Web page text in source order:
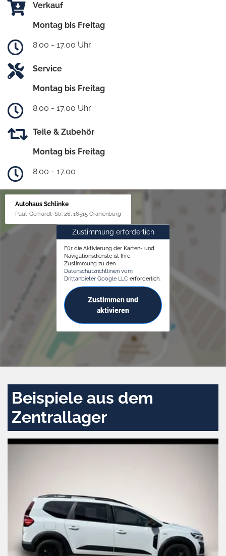
Verkauf
Montag bis Freitag
8.00 - 17.00 Uhr
Service
Montag bis Freitag
8.00 - 17.00 Uhr
Teile & Zubehör
Montag bis Freitag
8.00 - 17.00
Autohaus Schlinke
Paul-Gerhardt-Str. 26, 16515 Oranienburg
Zustimmung erforderlich
Für die Aktivierung der Karten- und
Navigationsdienste ist Ihre
Zustimmung zu den
Datenschutzrichtlinien vom
Drittanbieter Google LLC erforderlich.
Zustimmen und
aktivieren
Beispiele aus dem
Zentrallager